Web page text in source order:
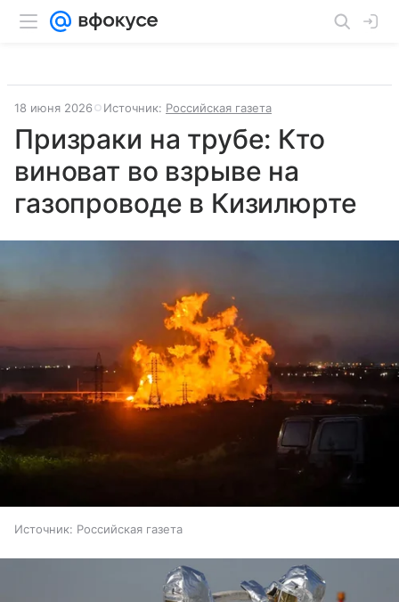
18 июня 2026 Источник: Российская газета
Призраки на трубе: Кто
виноват во взрыве на
газопроводе в Кизилюрте
Источник: Российская газета